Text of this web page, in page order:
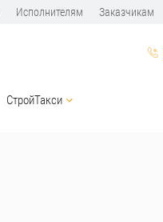
Исполнителям Заказчикам
СтройТакси